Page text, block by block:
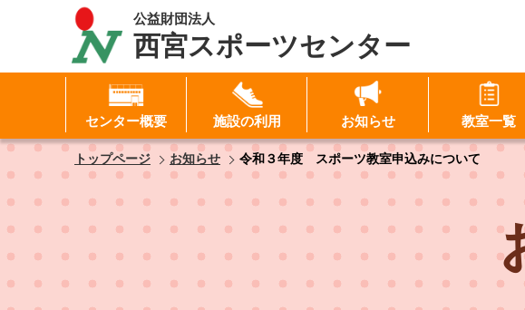
公益財団法人
西宮スポーツセンター
センター概要 施設の利用 お知らせ 教室一覧
トップページ お知らせ 令和３年度 スポーツ教室申込みについて
ID（メールアドレス
パスワ